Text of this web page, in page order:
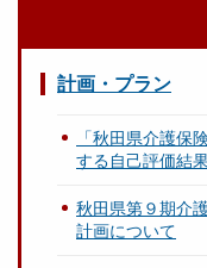
計画・プラン
「秋田県介護保
する自己評価結
秋田県第９期介
計画について